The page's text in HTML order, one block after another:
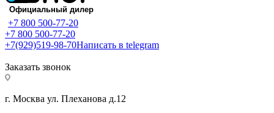
+7 800 500-77-20
+7 800 500-77-20
+7(929)519-98-70Написать в telegram
Заказать звонок
г. Москва ул. Плеханова д.12